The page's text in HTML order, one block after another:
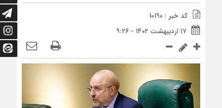
کد خبر : 10190
۱۷ اردیبهشت ۱۴۰۲ - ۹:۲۶